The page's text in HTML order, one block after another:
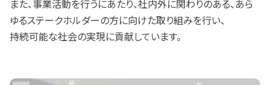
また、事業活動を行うにあたり、社内外に関わりのある、あら
ゆるステークホルダーの方に向けた取り組みを行い、
持続可能な社会の実現に貢献しています。